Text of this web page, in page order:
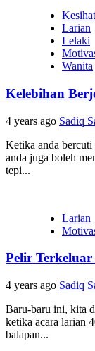
Larian
Lelaki
Wanita
Kelebihan
4 years ago Sadiq
Ketika anda bercuti
anda juga boleh
tepi...
Larian
Pelir
4 years ago Sadiq
Baru-baru ini, kita
ketika acara larian
balapan...